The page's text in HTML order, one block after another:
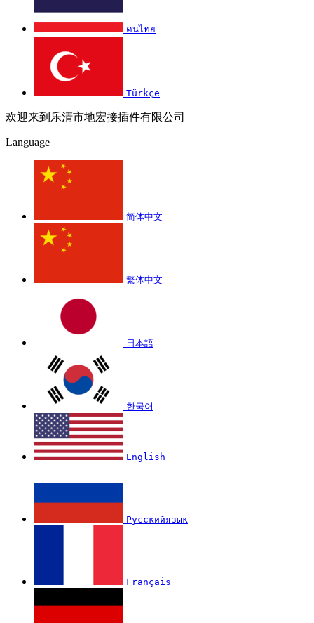
คนไทย
Türkçe
欢迎来到乐清市地宏接插件有限公司
Language
简体中文
繁体中文
日本語
한국어
English
Русскийязык
Français